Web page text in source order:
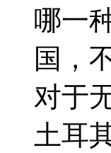
哪一
国，
对于
土耳